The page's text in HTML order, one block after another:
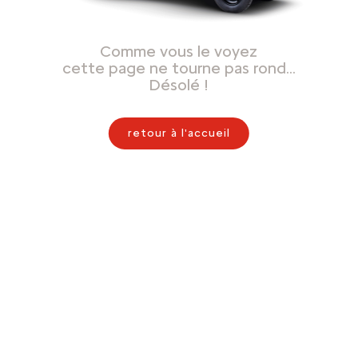
Comme vous le voyez
cette page ne tourne pas rond…
Désolé !
retour à l'accueil